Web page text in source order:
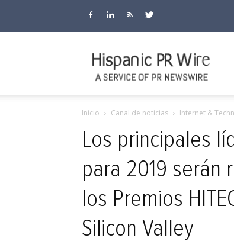
Inicio Canal de noticias Internet &
Los principales
para 2019 serán
los Premios
Silicon Valley